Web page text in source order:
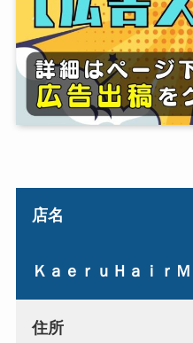
店名
ＫａｅｒｕＨａｉｒ
住所